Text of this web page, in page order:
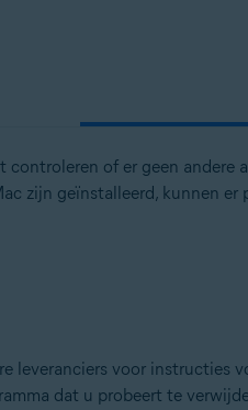
of er geen andere
zijn geïnstalleerd, kunnen
leveranciers voor instructies
dat u probeert te